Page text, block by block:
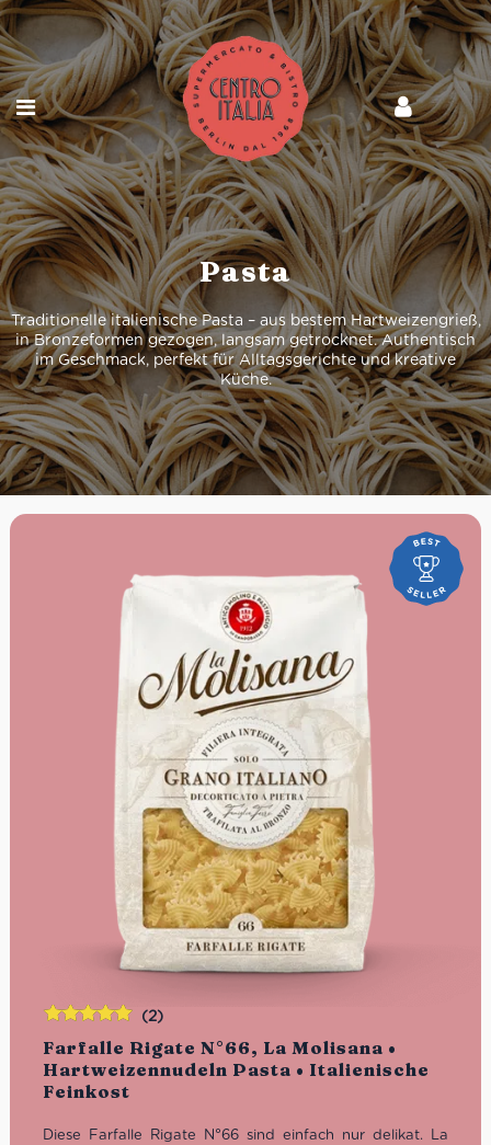
Pasta
Traditionelle italienische Pasta – aus bestem Hartweizengrieß,
in Bronzeformen gezogen, langsam getrocknet. Authentisch
im Geschmack, perfekt für Alltagsgerichte und kreative
Küche.
Farfalle Rigate N°66, La Molisana •
Hartweizennudeln Pasta • Italienische
Feinkost
(2)
Diese Farfalle Rigate N°66 sind einfach nur delikat. La
Bewertet
mit5.00von
5